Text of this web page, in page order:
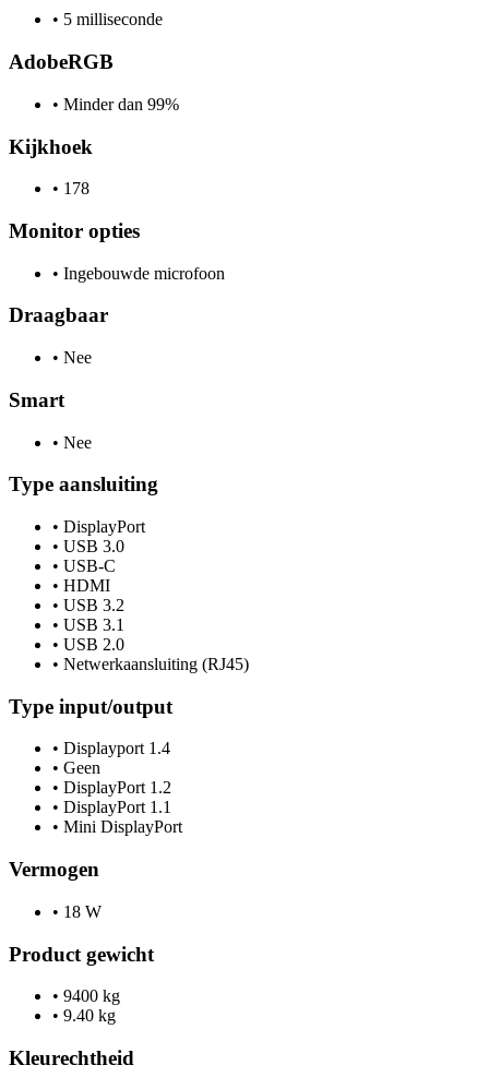
• 5 milliseconde
AdobeRGB
• Minder dan 99%
Kijkhoek
• 178
Monitor opties
• Ingebouwde microfoon
Draagbaar
• Nee
Smart
• Nee
Type aansluiting
• DisplayPort
• USB 3.0
• USB-C
• HDMI
• USB 3.2
• USB 3.1
• USB 2.0
• Netwerkaansluiting (RJ45)
Type input/output
• Displayport 1.4
• Geen
• DisplayPort 1.2
• DisplayPort 1.1
• Mini DisplayPort
Vermogen
• 18 W
Product gewicht
• 9400 kg
• 9.40 kg
Kleurechtheid